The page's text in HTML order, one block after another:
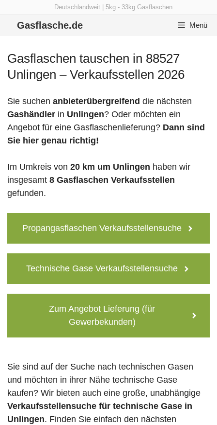
Deutschlandweit | 5kg - 33kg Gasflaschen
Gasflasche.de Menü
Gasflaschen tauschen in 88527
Unlingen – Verkaufsstellen 2026
Sie suchen anbieterübergreifend die nächsten
Gashändler in Unlingen? Oder möchten ein
Angebot für eine Gasflaschenlieferung? Dann sind
Sie hier genau richtig!
Im Umkreis von 20 km um Unlingen haben wir
insgesamt 8 Gasflaschen Verkaufsstellen
gefunden.
Propangasflaschen Verkaufsstellensuche
Technische Gase Verkaufsstellensuche
Zum Angebot Lieferung (für
Gewerbekunden)
Sie sind auf der Suche nach technischen Gasen
und möchten in ihrer Nähe technische Gase
kaufen? Wir bieten auch eine große, unabhängige
Verkaufsstellensuche für technische Gase in
Unlingen. Finden Sie einfach den nächsten